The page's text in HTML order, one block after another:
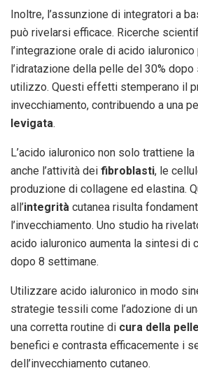
Inoltre, l’assunzione di integratori a
può rivelarsi efficace. Ricerche
l’integrazione orale di acido ialuronico
l’idratazione della pelle del 30%
utilizzo. Questi effetti stemperano il
invecchiamento, contribuendo a una
levigata.
L’acido ialuronico non solo trattiene la
anche l’attività dei fibroblasti, le
produzione di collagene ed elastina.
all’integrità cutanea risulta
l’invecchiamento. Uno studio ha
acido ialuronico aumenta la sintesi di
dopo 8 settimane.
Utilizzare acido ialuronico in modo
strategie tessili come l’adozione di
una corretta routine di cura della pelle
benefici e contrasta efficacemente i
dell’invecchiamento cutaneo.